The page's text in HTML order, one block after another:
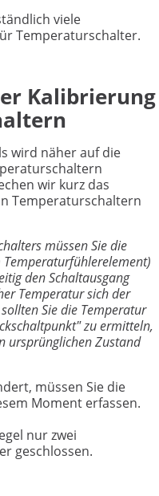
viele
Temperaturschalter.
Kalibrierung
wird näher auf die
wir kurz das
Temperaturschaltern
müssen Sie die
den Schaltausgang
Temperatur sich der
Sie die Temperatur
zu ermitteln,
ursprünglichen Zustand
müssen Sie die
Moment erfassen.
nur zwei
geschlossen.